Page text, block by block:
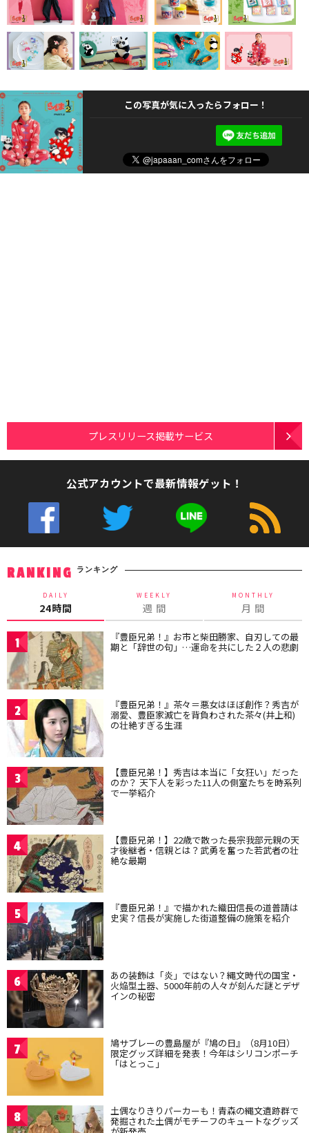
この写真が気に入ったらフォロー！
プレスリリース掲載サービス
公式アカウントで最新情報ゲット！
RANKING ランキング
DAILY
24時間
WEEKLY
週 間
MONTHLY
月 間
1 『豊臣兄弟！』お市と柴田勝家、自刃しての最
期と「辞世の句」…運命を共にした２人の悲劇
2 『豊臣兄弟！』茶々＝悪女はほぼ創作？秀吉が
溺愛、豊臣家滅亡を背負わされた茶々(井上和)
の壮絶すぎる生涯
3 【豊臣兄弟！】秀吉は本当に「女狂い」だった
のか？ 天下人を彩った11人の側室たちを時系列
で一挙紹介
4 【豊臣兄弟！】22歳で散った長宗我部元親の天
才後継者・信親とは？武勇を奮った若武者の壮
絶な最期
5 『豊臣兄弟！』で描かれた織田信長の道普請は
史実？信長が実施した街道整備の施策を紹介
6 あの装飾は「炎」ではない？縄文時代の国宝・
火焔型土器、5000年前の人々が刻んだ謎とデザ
インの秘密
7 鳩サブレーの豊島屋が『鳩の日』（8月10日）
限定グッズ詳細を発表！今年はシリコンポーチ
「はとっこ」
8 土偶なりきりパーカーも！青森の縄文遺跡群で
発掘された土偶がモチーフのキュートなグッズ